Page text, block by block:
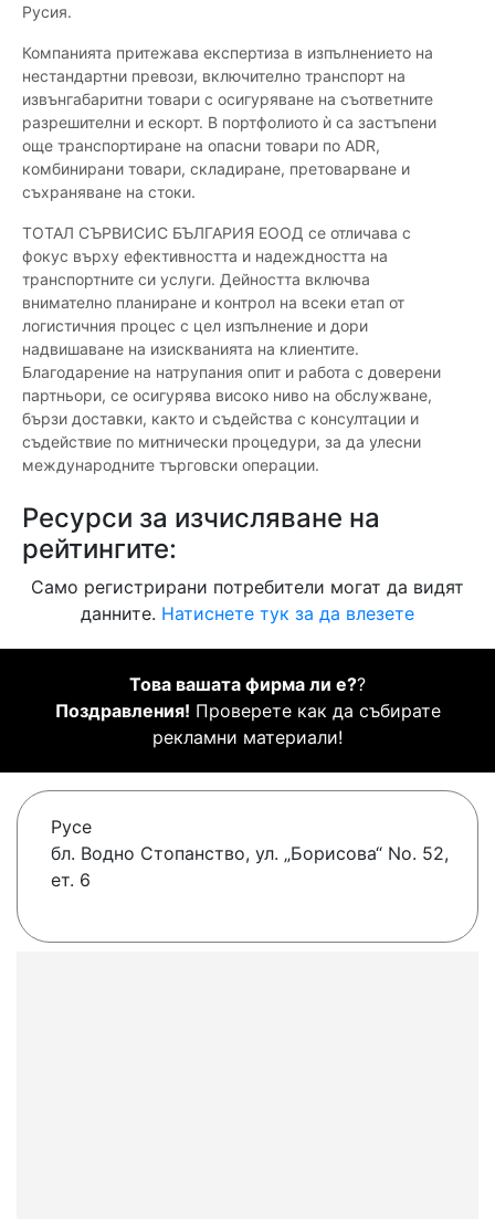
Русия.
Компанията притежава експертиза в изпълнението на
нестандартни превози, включително транспорт на
извънгабаритни товари с осигуряване на съответните
разрешителни и ескорт. В портфолиото ѝ са застъпени
още транспортиране на опасни товари по ADR,
комбинирани товари, складиране, претоварване и
съхраняване на стоки.
ТОТАЛ СЪРВИСИС БЪЛГАРИЯ ЕООД се отличава с
фокус върху ефективността и надеждността на
транспортните си услуги. Дейността включва
внимателно планиране и контрол на всеки етап от
логистичния процес с цел изпълнение и дори
надвишаване на изискванията на клиентите.
Благодарение на натрупания опит и работа с доверени
партньори, се осигурява високо ниво на обслужване,
бързи доставки, както и съдейства с консултации и
съдействие по митнически процедури, за да улесни
международните търговски операции.
Ресурси за изчисляване на
рейтингите:
Само регистрирани потребители могат да видят
данните. Натиснете тук за да влезете
Това вашата фирма ли е??
Поздравления! Проверете как да събирате
рекламни материали!
Русе
бл. Водно Стопанство, ул. „Борисова“ No. 52,
ет. 6